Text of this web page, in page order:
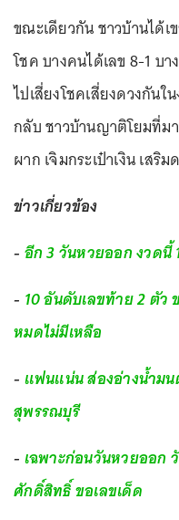
ขณะเดียวกัน ชาวบ้านได้เ
โชค บางคนได้เลข 8-1 บ
ไปเสี่ยงโชคเสี่ยงดวงกัน
กลับ ชาวบ้านญาติโยมที่ม
ผาก เจิมกระเป๋าเงิน เสริ
ข่าวเกี่ยวข้อง
- อีก 3 วันหวยออก งวด
- 10 อันดับเลขท้าย 2 ตัว
หมดไม่มีเหลือ
- แฟนแน่น ส่องอ่างน้ำม
สุพรรณบุรี
- เฉพาะก่อนวันหวยออก
ศักดิ์สิทธิ์ ขอเลขเด็ด